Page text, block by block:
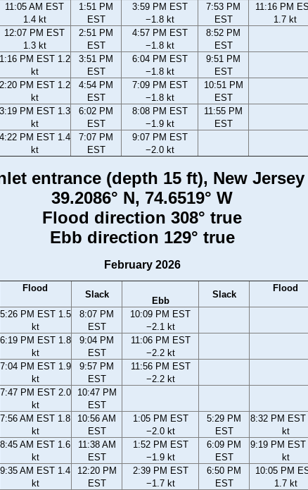
11:05 AM EST
1.4 kt
1:51 PM
EST
3:59 PM EST
−1.8 kt
7:53 PM
EST
11:16 PM
1.7 kt
12:07 PM EST
1.3 kt
2:51 PM
EST
4:57 PM EST
−1.8 kt
8:52 PM
EST
1:16 PM EST 1.2
kt
3:51 PM
EST
6:04 PM EST
−1.8 kt
9:51 PM
EST
2:20 PM EST 1.2
kt
4:54 PM
EST
7:09 PM EST
−1.8 kt
10:51 PM
EST
3:19 PM EST 1.3
kt
6:02 PM
EST
8:08 PM EST
−1.9 kt
11:55 PM
EST
4:22 PM EST 1.4
kt
7:07 PM
EST
9:07 PM EST
−2.0 kt
entrance (depth 15 ft), New
39.2086° N, 74.6519° W
Flood direction 308° true
Ebb direction 129° true
February 2026
Flood
Slack
Ebb
Slack
Flood
5:26 PM EST 1.5
kt
8:07 PM
EST
10:09 PM EST
−2.1 kt
6:19 PM EST 1.8
kt
9:04 PM
EST
11:06 PM EST
−2.2 kt
7:04 PM EST 1.9
kt
9:57 PM
EST
11:56 PM EST
−2.2 kt
7:47 PM EST 2.0
kt
10:47 PM
EST
7:56 AM EST 1.8
kt
10:56 AM
EST
1:05 PM EST
−2.0 kt
5:29 PM
EST
8:32 PM EST
kt
8:45 AM EST 1.6
kt
11:38 AM
EST
1:52 PM EST
−1.9 kt
6:09 PM
EST
9:19 PM EST
kt
9:35 AM EST 1.4
kt
12:20 PM
EST
2:39 PM EST
−1.7 kt
6:50 PM
EST
10:05 PM
1.7 kt